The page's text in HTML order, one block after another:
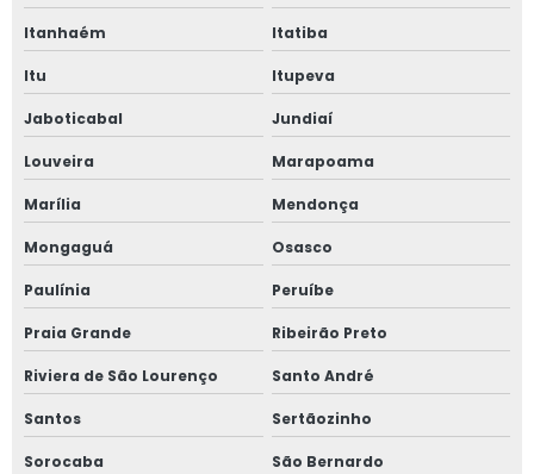
Itanhaém Itatiba
Itu Itupeva
Jaboticabal Jundiaí
Louveira Marapoama
Marília Mendonça
Mongaguá Osasco
Paulínia Peruíbe
Praia Grande Ribeirão Preto
Riviera de São Lourenço Santo André
Santos Sertãozinho
Sorocaba São Bernardo